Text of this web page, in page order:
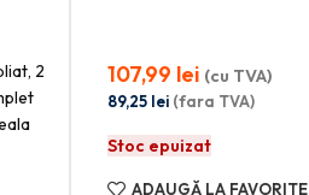
2
107,99 lei (cu TVA)
89,25 lei (fara TVA)
Stoc epuizat
ADAUGĂ LA FAVORITE